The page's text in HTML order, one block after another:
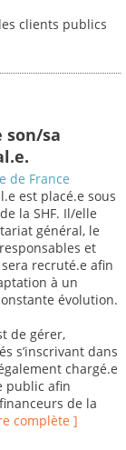
clients publics
son/sa
de France
est placé.e sous
la SHF. Il/elle
général, le
et
recruté.e afin
à un
évolution.
de gérer,
s’inscrivant dans
chargé.e
public afin
de la
complète ]